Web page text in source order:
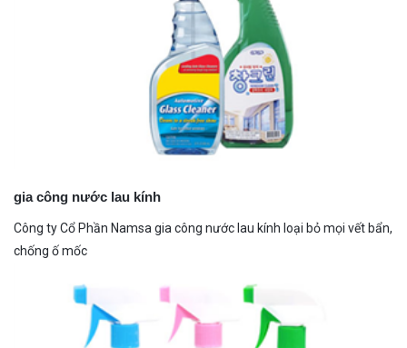
gia công nước lau kính
Công ty Cổ Phần Namsa gia công nước lau kính loại bỏ mọi vết bẩn,
chống ố mốc